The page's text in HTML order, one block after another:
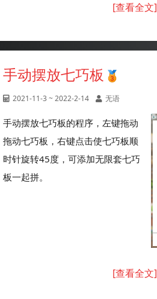
[查看全文]
手动摆放七巧板
2021-11-3 ~ 2022-2-14 无语
手动摆放七巧板的程序，左键拖动
拖动七巧板，右键点击使七巧板顺
时针旋转45度，可添加无限套七巧
板一起拼。
[查看全文]